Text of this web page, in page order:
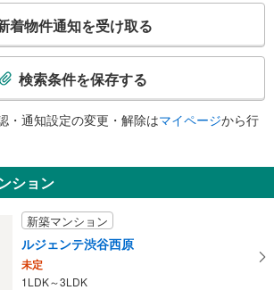
賃表・階段手すり）
着物件通知を受け取る
検索条件を保存する
・通知設定の変更・解除はマイページから行
ション
新築マンション
ルジェンテ渋谷西原
未定
1LDK～3LDK